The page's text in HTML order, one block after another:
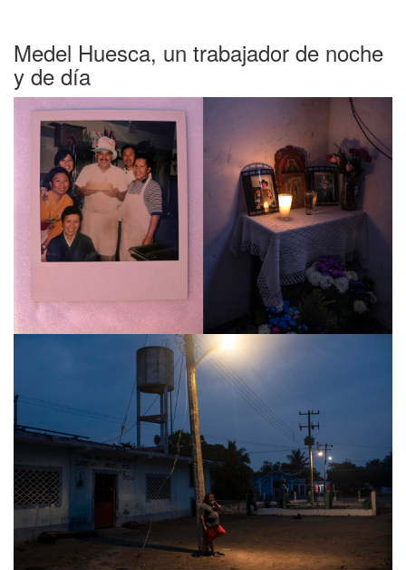
Medel Huesca, un trabajador de noche
y de día